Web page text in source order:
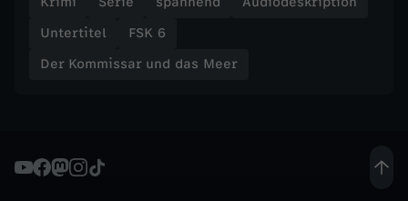
n
r
Untertitel
FSK 6
Der Kommissar und das Meer